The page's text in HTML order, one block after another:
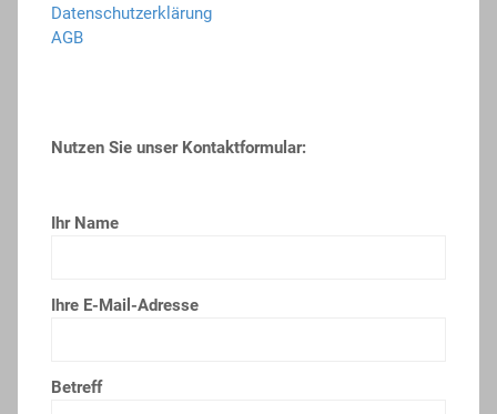
Datenschutzerklärung
AGB
Nutzen Sie unser Kontaktformular:
Ihr Name
Ihre E-Mail-Adresse
Betreff